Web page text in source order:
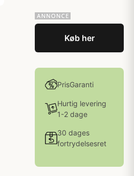
Køb her
PrisGaranti
Hurtig levering
1-2 dage
30 dages
fortrydelsesret